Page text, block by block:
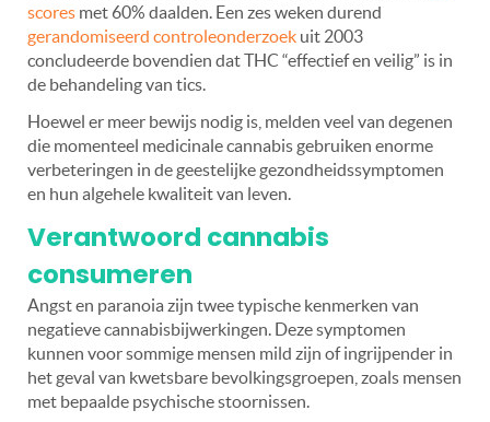
scores met 60% daalden. Een zes weken durend
gerandomiseerd controleonderzoek uit 2003
concludeerde bovendien dat THC “effectief en veilig” is in
de behandeling van tics.
Hoewel er meer bewijs nodig is, melden veel van degenen
die momenteel medicinale cannabis gebruiken enorme
verbeteringen in de geestelijke gezondheidssymptomen
en hun algehele kwaliteit van leven.
Verantwoord cannabis
consumeren
Angst en paranoia zijn twee typische kenmerken van
negatieve cannabisbijwerkingen. Deze symptomen
kunnen voor sommige mensen mild zijn of ingrijpender in
het geval van kwetsbare bevolkingsgroepen, zoals mensen
met bepaalde psychische stoornissen.